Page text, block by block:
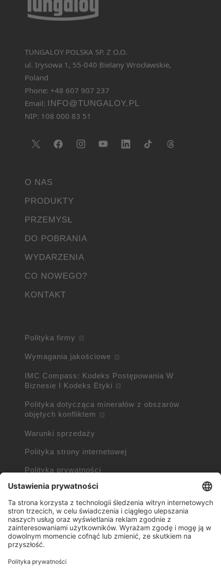
TUNGALOY POLSKA SP. Z O.O.
ul. Irysowa 1, 55-040 Bielany Wrocławskie,
Poland
Phone: +48 607 907 237
Email: INFO@TUNGALOY.PL
NIP: 108 000 83 51
O NAS
PRODUKTY
PRZEMYSŁ
DO POBRANIA
WYDARZENIA
CO NOWEGO?
KONTAKT
Polityka firmy
Wymagania jakościowe
IMC Compass: Kodeks Postępowania W
Biznesie I Kodeks Etyki
Polityka dotycząca minerałów z obszarów
objętych konfliktem
Warunki sprzedaży
Polityka strony internetowej
Polityka prywatności
Polityka plików cookie
Informacje o plikach cookie
Znaki handlowe należące do innych firm